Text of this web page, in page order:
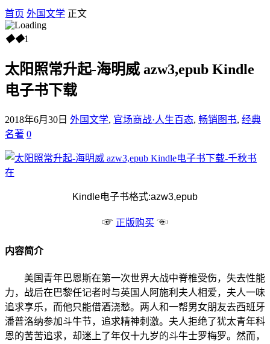
首页 外国文学 正文
◆◆1
太阳照常升起-海明威 azw3,epub Kindle
电子书下载
2018年6月30日 外国文学, 官场商战·人生百态, 畅销图书, 经典
名著 0
Kindle电子书格式:azw3,epub
☞ 正版购买 ☜
内容简介
美国青年巴恩斯在第一次世界大战中脊椎受伤，失去性能
力，战后在巴黎任记者时与英国人阿施利夫人相爱，夫人一味
追求享乐，而他只能借酒浇愁。两人和一帮男女朋友去西班牙
潘普洛纳参加斗牛节，追求精神刺激。夫人拒绝了犹太青年科
恩的苦苦追求，却迷上了年仅十九岁的斗牛士罗梅罗。然而，